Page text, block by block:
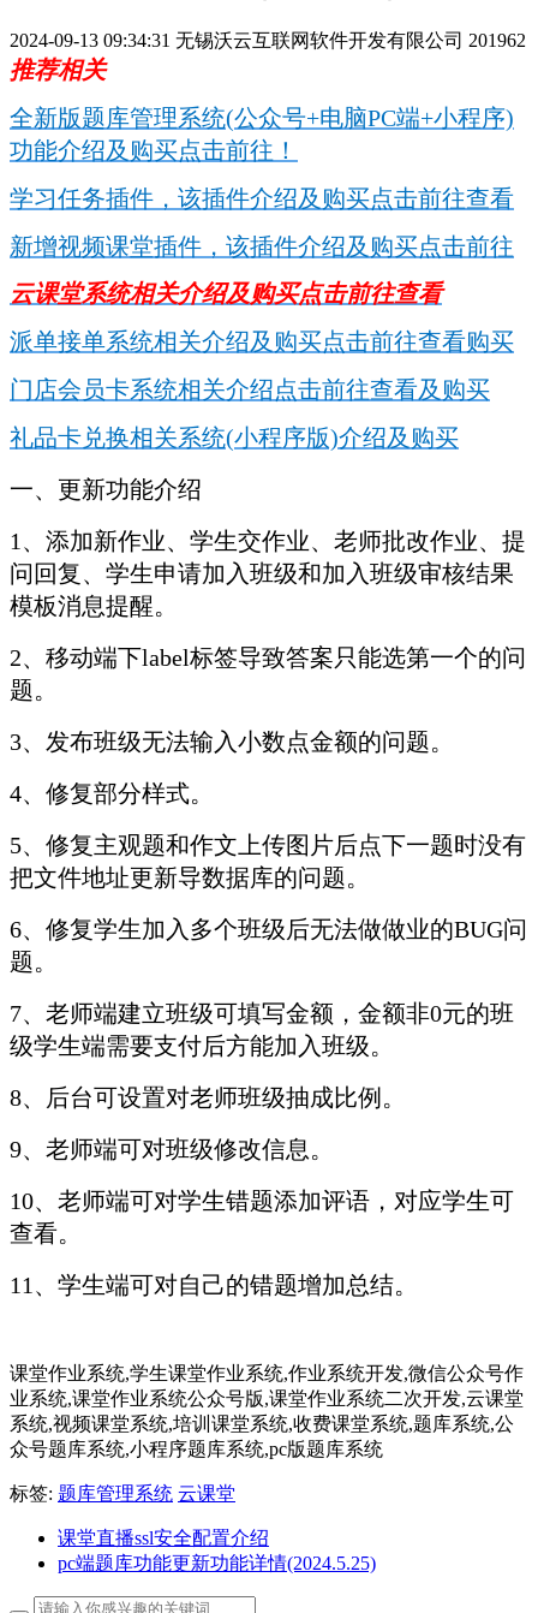
2024-09-13 09:34:31 无锡沃云互联网软件开发有限公司 201962
推荐相关
全新版题库管理系统(公众号+电脑PC端+小程序)
功能介绍及购买点击前往！
学习任务插件，该插件介绍及购买点击前往查看
新增视频课堂插件，该插件介绍及购买点击前往
云课堂系统相关介绍及购买点击前往查看
派单接单系统相关介绍及购买点击前往查看购买
门店会员卡系统相关介绍点击前往查看及购买
礼品卡兑换相关系统(小程序版)介绍及购买
一、更新功能介绍
1、添加新作业、学生交作业、老师批改作业、提
问回复、学生申请加入班级和加入班级审核结果
模板消息提醒。
2、移动端下label标签导致答案只能选第一个的问
题。
3、发布班级无法输入小数点金额的问题。
4、修复部分样式。
5、修复主观题和作文上传图片后点下一题时没有
把文件地址更新导数据库的问题。
6、修复学生加入多个班级后无法做做业的BUG问
题。
7、老师端建立班级可填写金额，金额非0元的班
级学生端需要支付后方能加入班级。
8、后台可设置对老师班级抽成比例。
9、老师端可对班级修改信息。
10、老师端可对学生错题添加评语，对应学生可
查看。
11、学生端可对自己的错题增加总结。
课堂作业系统,学生课堂作业系统,作业系统开发,微信公众号作
业系统,课堂作业系统公众号版,课堂作业系统二次开发,云课堂
系统,视频课堂系统,培训课堂系统,收费课堂系统,题库系统,公
众号题库系统,小程序题库系统,pc版题库系统
标签: 题库管理系统 云课堂
课堂直播ssl安全配置介绍
pc端题库功能更新功能详情(2024.5.25)